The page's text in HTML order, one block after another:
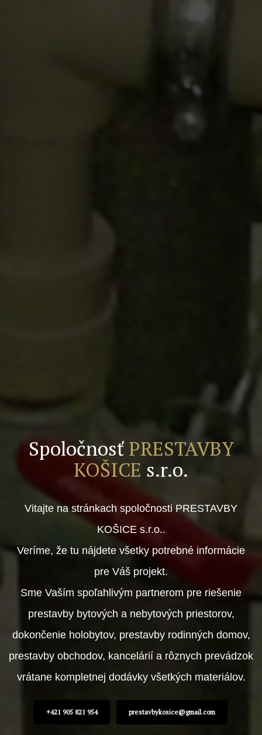
Spoločnosť PRESTAVBY
KOŠICE s.r.o.
Vitajte na stránkach spoločnosti PRESTAVBY
KOŠICE s.r.o..
Veríme, že tu nájdete všetky potrebné informácie
pre Váš projekt.
Sme Vaším spoľahlivým partnerom pre riešenie
prestavby bytových a nebytových priestorov,
dokončenie holobytov, prestavby rodinných domov,
prestavby obchodov, kancelárií a rôznych prevádzok
vrátane kompletnej dodávky všetkých materiálov.
+421 905 821 954 prestavbykosice@gmail.com